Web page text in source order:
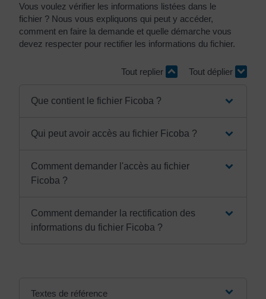
Vous voulez vérifier les informations listées dans le
fichier ? Nous vous expliquons qui peut y accéder,
comment en faire la demande et quelle démarche vous
devez respecter pour rectifier les informations du fichier.
Tout replier Tout déplier
Que contient le fichier Ficoba ?
Qui peut avoir accès au fichier Ficoba ?
Comment demander l'accès au fichier
Ficoba ?
Comment demander la rectification des
informations du fichier Ficoba ?
Textes de référence